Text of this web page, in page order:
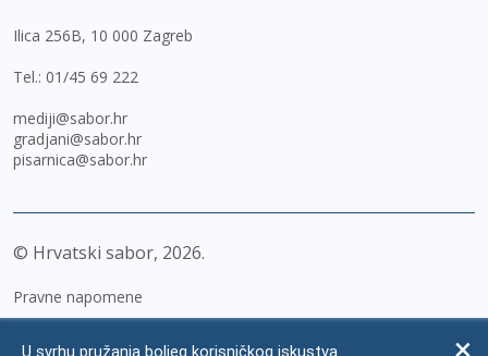
Ilica 256B, 10 000 Zagreb
Tel.: 01/45 69 222
mediji@sabor.hr
gradjani@sabor.hr
pisarnica@sabor.hr
© Hrvatski sabor, 2026
Pravne napomene
U svrhu pružanja boljeg korisničkog iskustva